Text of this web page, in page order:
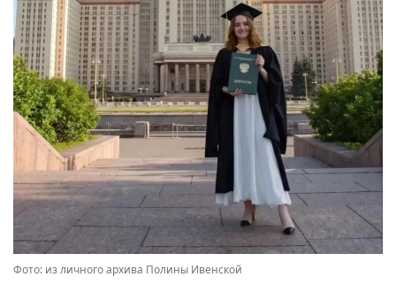
Фото: из личного архива Полины Ивенской